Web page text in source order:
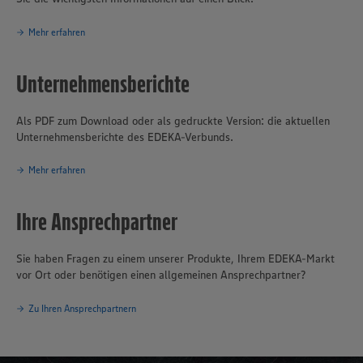
Mehr erfahren
Unternehmensberichte
Als PDF zum Download oder als gedruckte Version: die aktuellen
Unternehmensberichte des EDEKA-Verbunds.
Mehr erfahren
Ihre Ansprechpartner
Sie haben Fragen zu einem unserer Produkte, Ihrem EDEKA-Markt
vor Ort oder benötigen einen allgemeinen Ansprechpartner?
Zu Ihren Ansprechpartnern